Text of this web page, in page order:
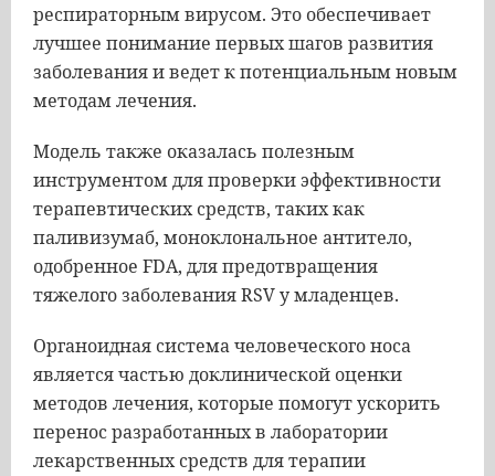
респираторным вирусом. Это обеспечивает
лучшее понимание первых шагов развития
заболевания и ведет к потенциальным новым
методам лечения.
Модель также оказалась полезным
инструментом для проверки эффективности
терапевтических средств, таких как
паливизумаб, моноклональное антитело,
одобренное FDA, для предотвращения
тяжелого заболевания RSV у младенцев.
Органоидная система человеческого носа
является частью доклинической оценки
методов лечения, которые помогут ускорить
перенос разработанных в лаборатории
лекарственных средств для терапии